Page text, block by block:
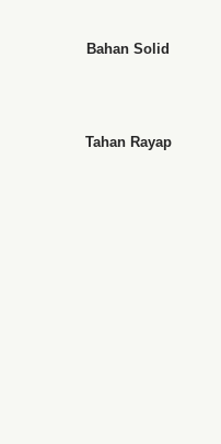
Bahan Solid
Tahan Rayap